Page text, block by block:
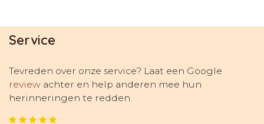
Service
Tevreden over onze service? Laat een Google
review achter en help anderen mee hun
herinneringen te redden.